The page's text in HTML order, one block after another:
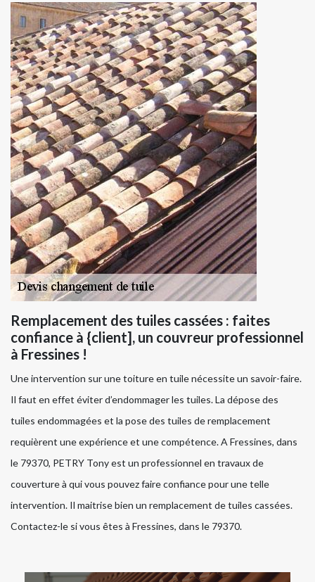
Remplacement des tuiles cassées : faites
confiance à {client], un couvreur professionnel
à Fressines !
Une intervention sur une toiture en tuile nécessite un savoir-faire.
Il faut en effet éviter d’endommager les tuiles. La dépose des
tuiles endommagées et la pose des tuiles de remplacement
requièrent une expérience et une compétence. A Fressines, dans
le 79370, PETRY Tony est un professionnel en travaux de
couverture à qui vous pouvez faire confiance pour une telle
intervention. Il maitrise bien un remplacement de tuiles cassées.
Contactez-le si vous êtes à Fressines, dans le 79370.